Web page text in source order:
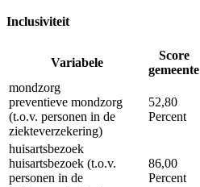
Inclusiviteit
Variabele
Score
gemeente
mondzorg
preventieve mondzorg
(t.o.v. personen in de
ziekteverzekering)
52,80
Percent
huisartsbezoek
huisartsbezoek (t.o.v.
personen in de
86,00
Percent